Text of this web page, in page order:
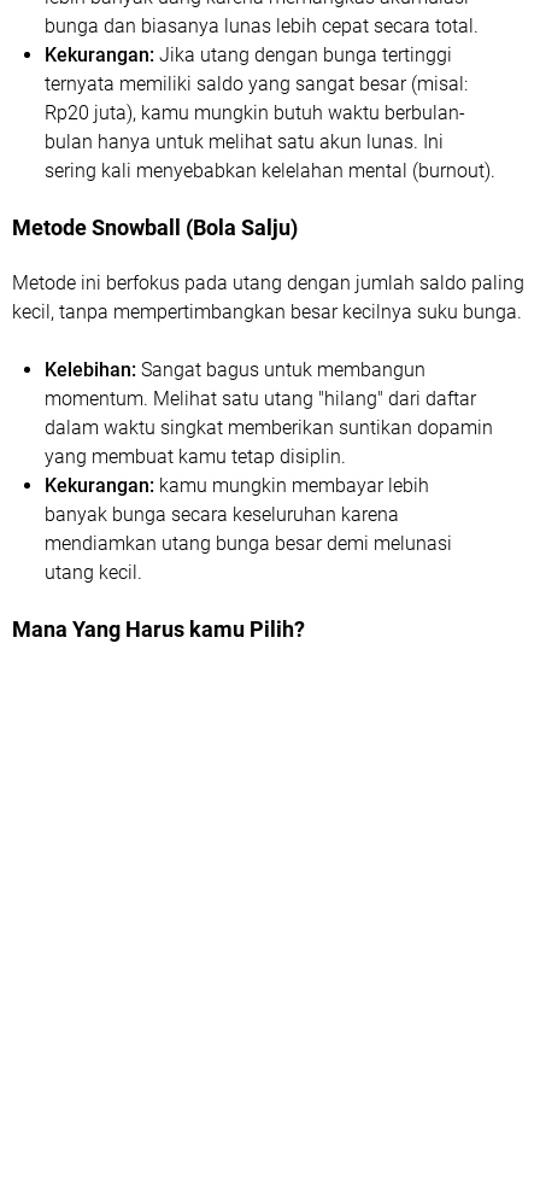
bunga dan biasanya lunas lebih cepat secara total.
Kekurangan: Jika utang dengan bunga tertinggi
ternyata memiliki saldo yang sangat besar (misal:
Rp20 juta), kamu mungkin butuh waktu berbulan-
bulan hanya untuk melihat satu akun lunas. Ini
sering kali menyebabkan kelelahan mental (burnout).
Metode Snowball (Bola Salju)
Metode ini berfokus pada utang dengan jumlah saldo paling
kecil, tanpa mempertimbangkan besar kecilnya suku bunga.
Kelebihan: Sangat bagus untuk membangun
momentum. Melihat satu utang "hilang" dari daftar
dalam waktu singkat memberikan suntikan dopamin
yang membuat kamu tetap disiplin.
Kekurangan: kamu mungkin membayar lebih
banyak bunga secara keseluruhan karena
mendiamkan utang bunga besar demi melunasi
utang kecil.
Mana Yang Harus kamu Pilih?